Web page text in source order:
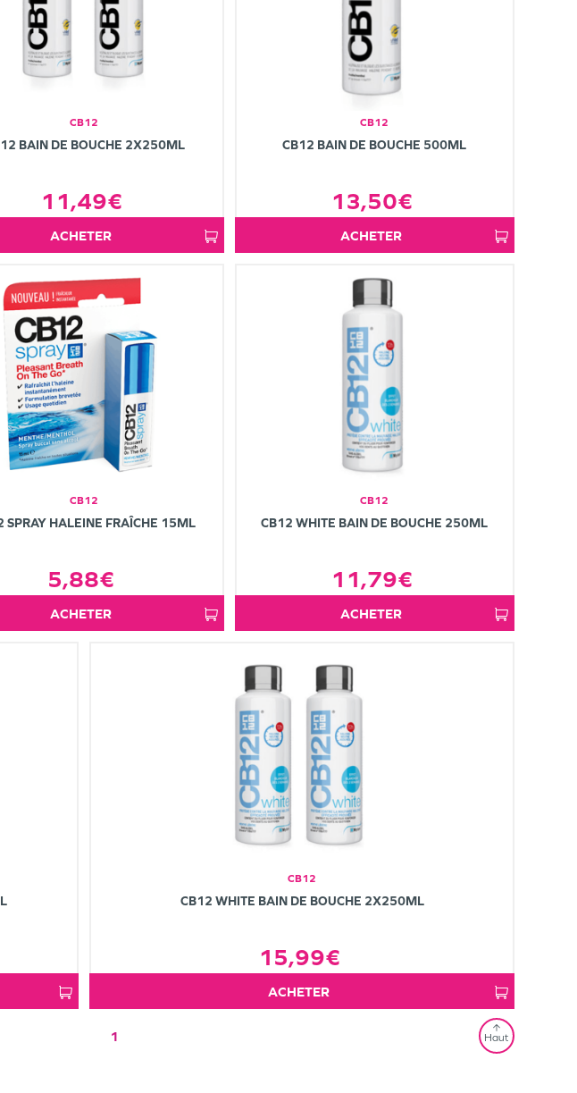
CB12
BAIN DE BOUCHE 2X250ML
11,49€
ACHETER
CB12
CB12 BAIN DE BOUCHE 500ML
13,50€
ACHETER
CB12
SPRAY HALEINE FRAÎCHE 15ML
5,88€
ACHETER
CB12
CB12 WHITE BAIN DE BOUCHE 250ML
11,79€
ACHETER
CB12
CB12 WHITE BAIN DE BOUCHE 2X250ML
15,99€
ACHETER
1 Haut